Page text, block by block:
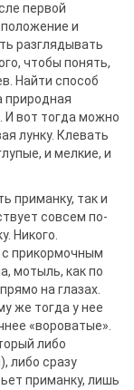
первой
и
разглядывать
чтобы понять,
Найти способ
природная
И вот тогда можно
лунку. Клевать
и мелкие, и
приманку, так и
совсем по-
Никого.
с прикормочным
мотыль, как по
на глазах.
же тогда у нее
«вороватые».
либо
либо сразу
приманку, лишь